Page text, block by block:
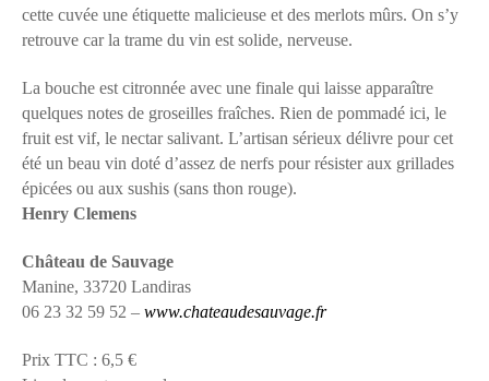
cette cuvée une étiquette malicieuse et des merlots mûrs. On s’y
retrouve car la trame du vin est solide, nerveuse.
La bouche est citronnée avec une finale qui laisse apparaître
quelques notes de groseilles fraîches. Rien de pommadé ici, le
fruit est vif, le nectar salivant. L’artisan sérieux délivre pour cet
été un beau vin doté d’assez de nerfs pour résister aux grillades
épicées ou aux sushis (sans thon rouge).
Henry Clemens
Château de Sauvage
Manine, 33720 Landiras
06 23 32 59 52 – www.chateaudesauvage.fr
Prix TTC : 6,5 €